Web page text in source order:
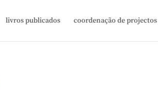
livros publicados coordenação de projectos